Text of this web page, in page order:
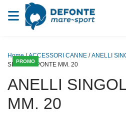
Vai al contenuto
PROMO
Home/ACCESSORI CANNE /ANELLI
SINGOLO PONTE MM. 20
ANELLI
MM. 20